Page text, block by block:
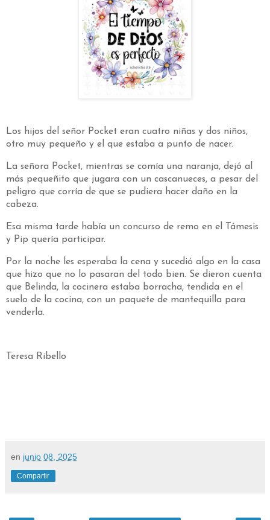
Los hijos del señor Pocket eran cuatro niñas y dos niños,
otro muy pequeño y el que estaba a punto de nacer.
La señora Pocket, mientras se comía una naranja, dejó al
más pequeñito que jugara con un cascanueces, a pesar del
peligro que corría de que se pudiera hacer daño en la
cabeza.
Esa misma tarde había un concurso de remo en el Támesis
y Pip quería participar.
Por la noche les esperaba la cena y sucedió algo en la casa
que hizo que no lo pasaran del todo bien. Se dieron cuenta
que Belinda, la cocinera estaba borracha, tendida en el
suelo de la cocina, con un paquete de mantequilla para
venderla.
Teresa Ribello
en junio 08, 2025
Compartir